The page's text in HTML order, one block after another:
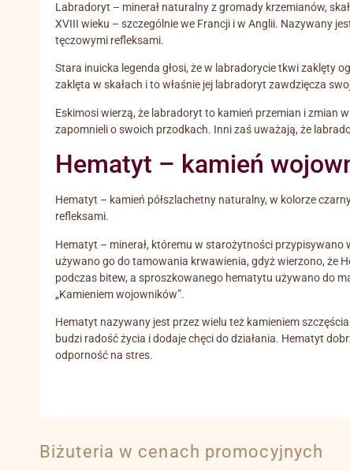
Labradoryt – minerał naturalny z gromady krzemianów,
XVIII wieku – szczególnie we Francji i w Anglii. Nazywany
tęczowymi refleksami.
Stara inuicka legenda głosi, że w labradorycie tkwi zaklęty
zaklęta w skałach i to właśnie jej labradoryt zawdzięcza
Eskimosi wierzą, że labradoryt to kamień przemian i zmian
zapomnieli o swoich przodkach. Inni zaś uważają, że
Hematyt – kamień
Hematyt – kamień półszlachetny naturalny, w kolorze
refleksami.
Hematyt – minerał, któremu w starożytności przypisywano
używano go do tamowania krwawienia, gdyż wierzono, że
podczas bitew, a sproszkowanego hematytu używano do
„Kamieniem wojowników”.
Hematyt nazywany jest przez wielu też kamieniem
budzi radość życia i dodaje chęci do działania. Hematyt
odporność na stres.
Biżuteria w cenach promocyjnych